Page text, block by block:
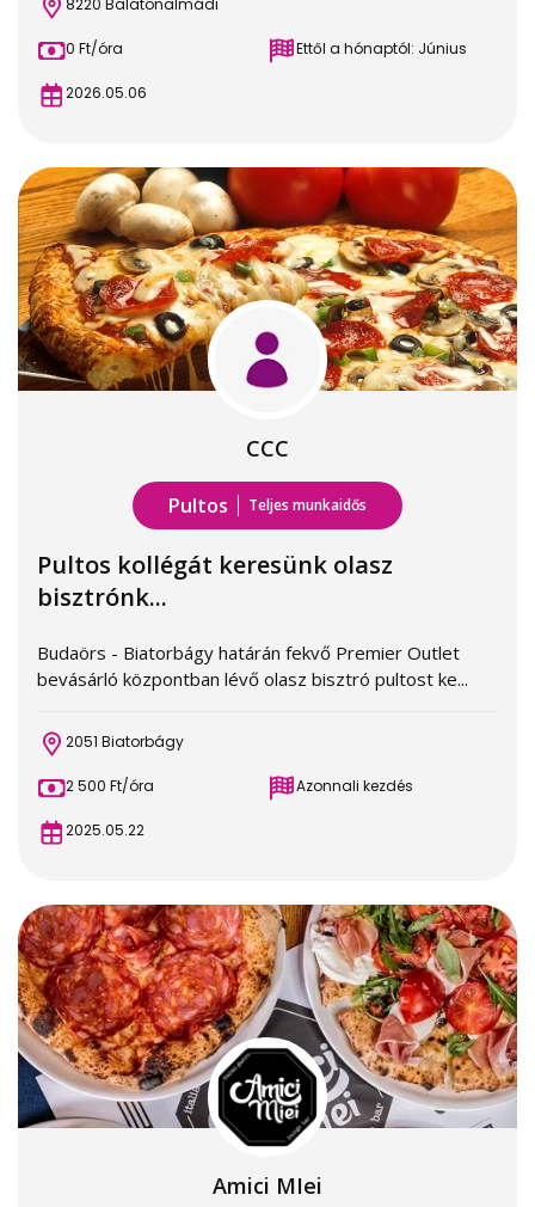
8220 Balatonalmádi
0 Ft/óra Ettől a hónaptól: Június
2026.05.06
CCC
Pultos Teljes munkaidős
Pultos kollégát keresünk olasz
bisztrónk...
Budaörs - Biatorbágy határán fekvő Premier Outlet
bevásárló központban lévő olasz bisztró pultost ke...
2051 Biatorbágy
2 500 Ft/óra Azonnali kezdés
2025.05.22
Amici MIei